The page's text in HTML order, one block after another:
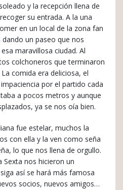
y la recepción llena de
su entrada. A la una
en un local de la zona fan
un paseo que nos
maravillosa ciudad. Al
colchoneros que terminaron
comida era deliciosa, el
por el partido cada
a pocos metros y aunque
ya se nos oía bien.
fue estelar, muchos la
con ella y la ven como seña
lo que nos llena de orgullo.
nos hicieron un
así se hará más famosa
socios, nuevos amigos…